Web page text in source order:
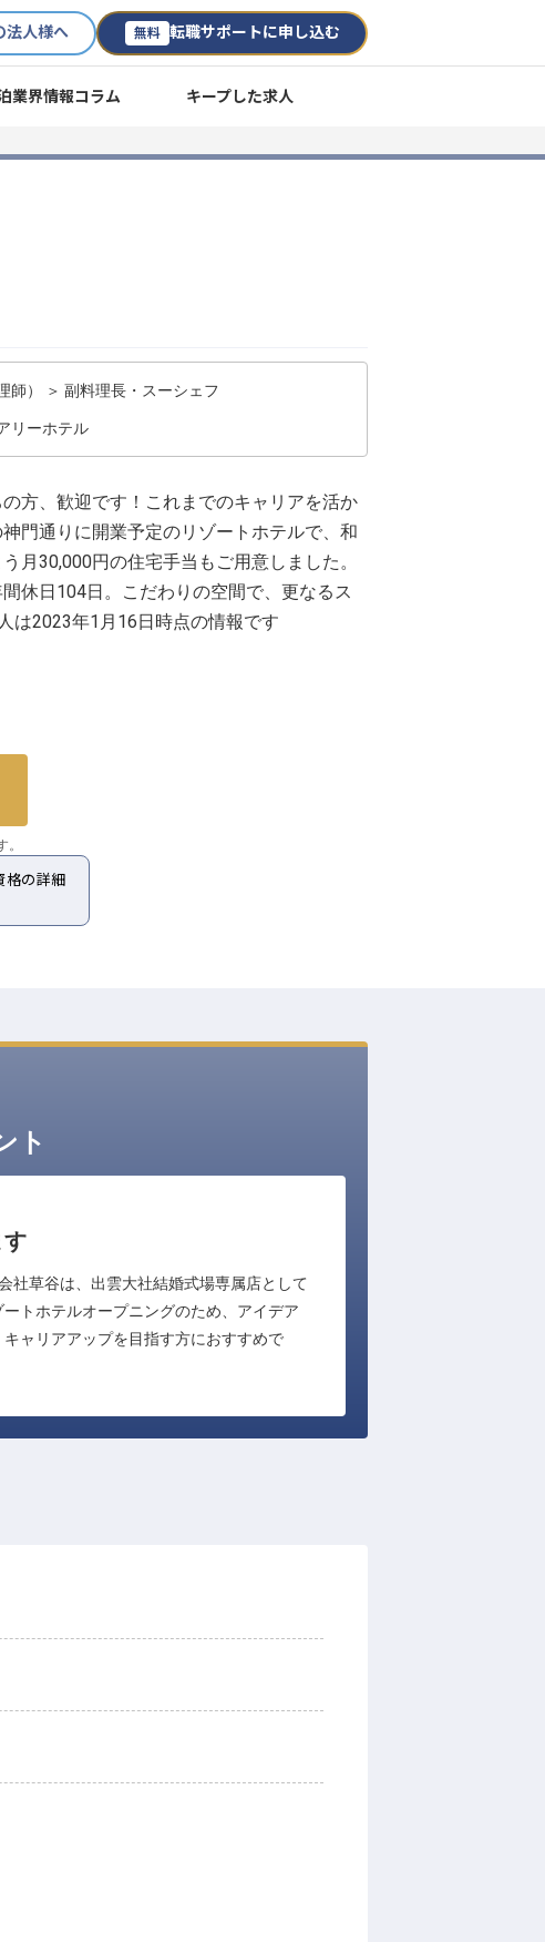
法人様へ 無料 転職サポートに申し込む
業界情報コラム キープした求人
師） ＞ 副料理長・スーシェフ
リーホテル
方、歓迎です！これまでのキャリアを活か
門通りに開業予定のリゾートホテルで、和
月30,000円の住宅手当もご用意しました。
休日104日。こだわりの空間で、更なるス
は2023年1月16日時点の情報です
格の詳細
ト
社草谷は、出雲大社結婚式場専属店として
トホテルオープニングのため、アイデア
ャリアアップを目指す方におすすめで